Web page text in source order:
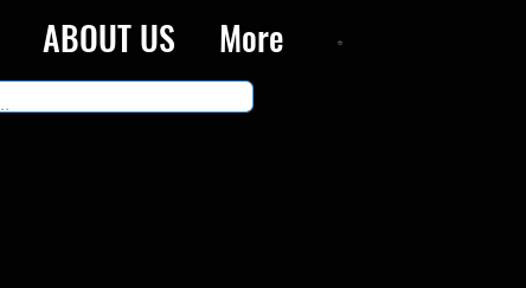
ABOUT US More